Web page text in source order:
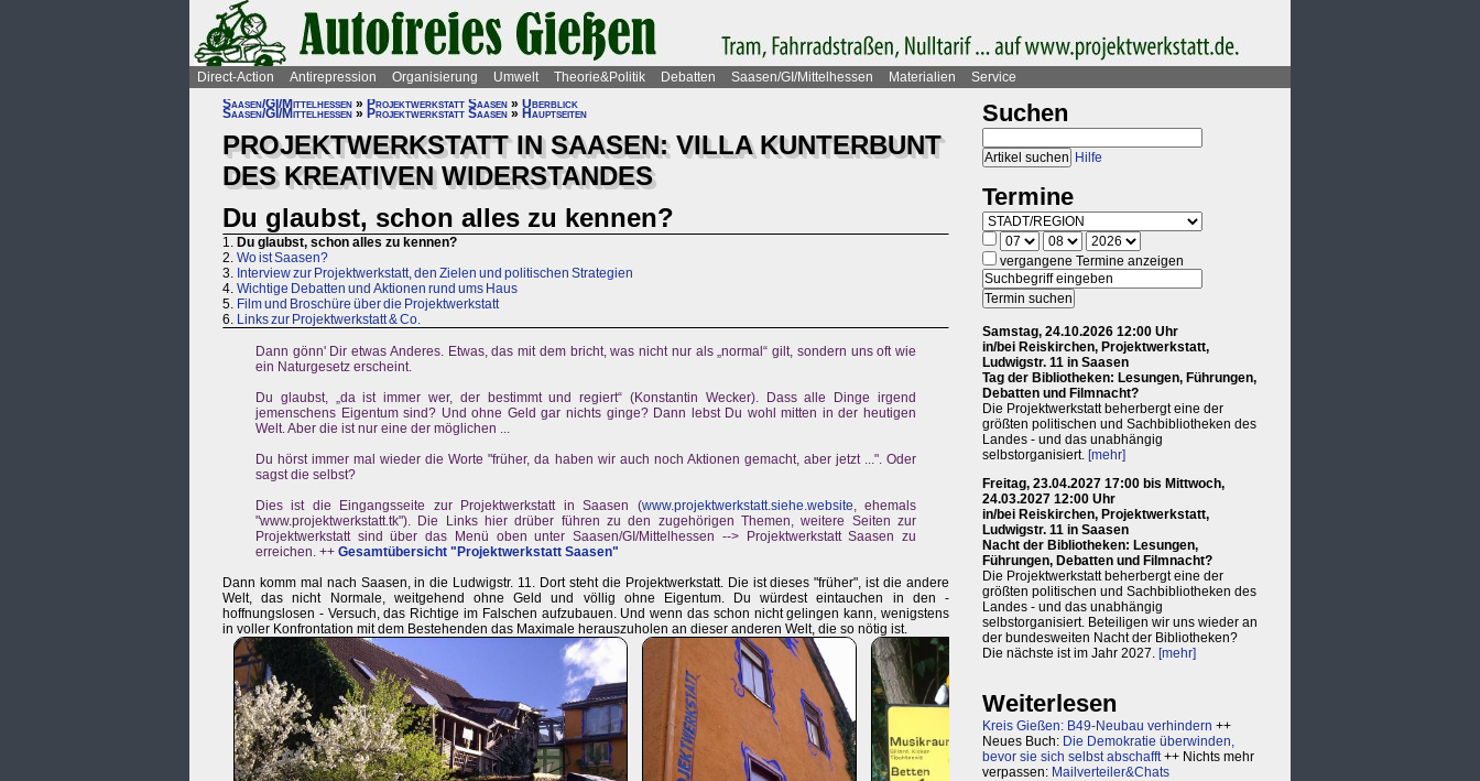
Direct-Action Antirepression Organisierung Umwelt Theorie&Politik Debatten Saasen/GI/Mittelhessen Materialien
Service
Saasen/GI/Mittelhessen » Projektwerkstatt Saasen » Überblick
Saasen/GI/Mittelhessen » Projektwerkstatt Saasen » Hauptseiten
PROJEKTWERKSTATT IN SAASEN: VILLA KUNTERBUNT
DES KREATIVEN WIDERSTANDES
Du glaubst, schon alles zu kennen?
1. Du glaubst, schon alles zu kennen?
2. Wo ist Saasen?
3. Interview zur Projektwerkstatt, den Zielen und politischen Strategien
4. Wichtige Debatten und Aktionen rund ums Haus
5. Film und Broschüre über die Projektwerkstatt
6. Links zur Projektwerkstatt & Co.
Dann gönn' Dir etwas Anderes. Etwas, das mit dem bricht, was nicht nur als „normal“ gilt, sondern uns oft wie
ein Naturgesetz erscheint.
Du glaubst, „da ist immer wer, der bestimmt und regiert“ (Konstantin Wecker). Dass alle Dinge irgend
jemenschens Eigentum sind? Und ohne Geld gar nichts ginge? Dann lebst Du wohl mitten in der heutigen
Welt. Aber die ist nur eine der möglichen ...
Du hörst immer mal wieder die Worte "früher, da haben wir auch noch Aktionen gemacht, aber jetzt ...". Oder
sagst die selbst?
Dies ist die Eingangsseite zur Projektwerkstatt in Saasen (www.projektwerkstatt.siehe.website, ehemals
"www.projektwerkstatt.tk"). Die Links hier drüber führen zu den zugehörigen Themen, weitere Seiten zur
Projektwerkstatt sind über das Menü oben unter Saasen/GI/Mittelhessen --> Projektwerkstatt Saasen zu
erreichen. ++ Gesamtübersicht "Projektwerkstatt Saasen"
Dann komm mal nach Saasen, in die Ludwigstr. 11. Dort steht die Projektwerkstatt. Die ist dieses "früher", ist die andere
Welt, das nicht Normale, weitgehend ohne Geld und völlig ohne Eigentum. Du würdest eintauchen in den -
hoffnungslosen - Versuch, das Richtige im Falschen aufzubauen. Und wenn das schon nicht gelingen kann, wenigstens
in voller Konfrontation mit dem Bestehenden das Maximale herauszuholen an dieser anderen Welt, die so nötig ist.
Suchen
Hilfe
Termine
vergangene Termine anzeigen
Samstag, 24.10.2026 12:00 Uhr
in/bei Reiskirchen, Projektwerkstatt,
Ludwigstr. 11 in Saasen
Tag der Bibliotheken: Lesungen, Führungen,
Debatten und Filmnacht?
Die Projektwerkstatt beherbergt eine der
größten politischen und Sachbibliotheken des
Landes - und das unabhängig
selbstorganisiert. [mehr]
Freitag, 23.04.2027 17:00 bis Mittwoch,
24.03.2027 12:00 Uhr
in/bei Reiskirchen, Projektwerkstatt,
Ludwigstr. 11 in Saasen
Nacht der Bibliotheken: Lesungen,
Führungen, Debatten und Filmnacht?
Die Projektwerkstatt beherbergt eine der
größten politischen und Sachbibliotheken des
Landes - und das unabhängig
selbstorganisiert. Beteiligen wir uns wieder an
der bundesweiten Nacht der Bibliotheken?
Die nächste ist im Jahr 2027. [mehr]
Weiterlesen
Kreis Gießen: B49-Neubau verhindern ++
Neues Buch: Die Demokratie überwinden,
bevor sie sich selbst abschafft++ Nichts mehr
verpassen: Mailverteiler&Chats